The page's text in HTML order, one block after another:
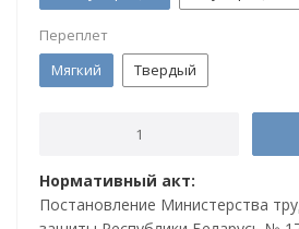
Переплет
Мягкий
Твердый
Нормативный акт:
Постановление Министерства